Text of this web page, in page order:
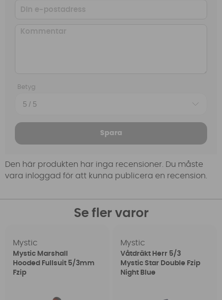
Betyg
Spara
Den här produkten har inga recensioner. Du måste
vara inloggad för att kunna publicera en recension.
Se fler varor
Mystic
Mystic Marshall
Hooded Fullsuit 5/3mm
Fzip
Mystic
Våtdräkt Herr 5/3
Mystic Star Double Fzip
Night Blue